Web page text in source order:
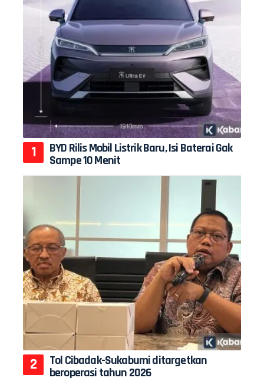
BYD Rilis Mobil Listrik Baru, Isi Baterai Gak
Sampe 10 Menit
Tol Cibadak-Sukabumi ditargetkan
beroperasi tahun 2026